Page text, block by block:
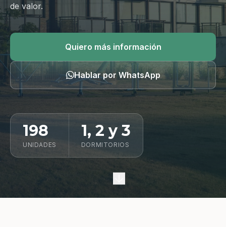
Hablar por WhatsApp
de valor.
Quiero más información
Hablar por WhatsApp
198
UNIDADES
1, 2 y 3
DORMITORIOS